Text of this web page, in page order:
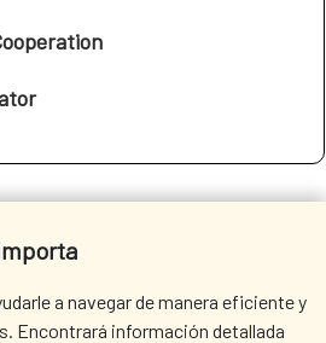
SITES OF INTEREST
a navegar de manera eficiente y
Encontrará información detallada